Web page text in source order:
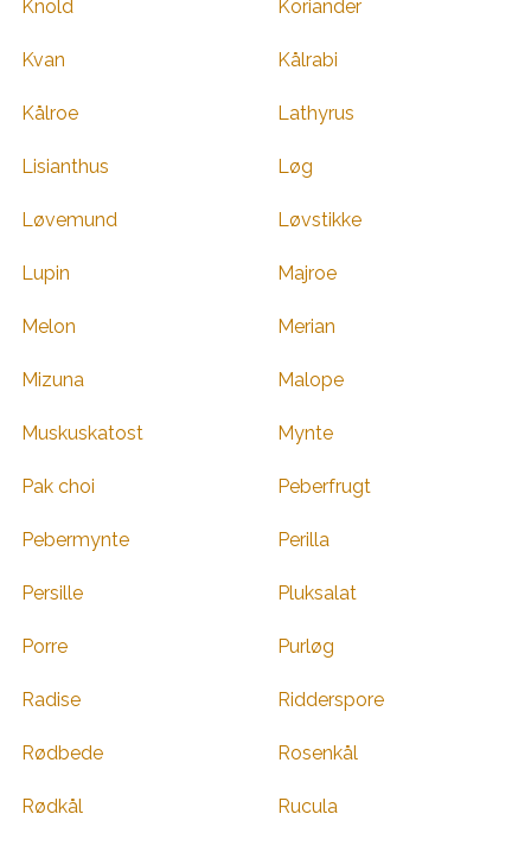
Knold Koriander
Kvan Kålrabi
Kålroe Lathyrus
Lisianthus Løg
Løvemund Løvstikke
Lupin Majroe
Melon Merian
Mizuna Malope
Muskuskatost Mynte
Pak choi Peberfrugt
Pebermynte Perilla
Persille Pluksalat
Porre Purløg
Radise Ridderspore
Rødbede Rosenkål
Rødkål Rucula